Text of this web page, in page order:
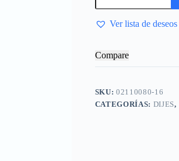
Ver lista de deseos
Compare
SKU:02110080-16
CATEGORÍAS: DIJES,